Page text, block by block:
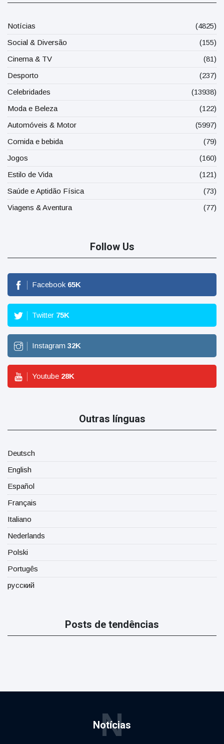
Notícias
(4825)
Social & Diversão
(155)
Cinema & TV
(81)
Desporto
(237)
Celebridades
(13938)
Moda e Beleza
(122)
Automóveis & Motor
(5997)
Comida e bebida
(79)
Jogos
(160)
Estilo de Vida
(121)
Saúde e Aptidão Física
(73)
Viagens & Aventura
(77)
Follow Us
Facebook 65K
Twitter 75K
Instagram 32K
Youtube 28K
Outras línguas
Deutsch
English
Español
Français
Italiano
Nederlands
Polski
Portugês
русский
Posts de tendências
Notícias
N